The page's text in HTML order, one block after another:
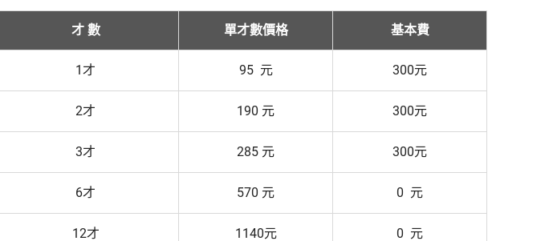
才 數 單才數價格 基本費
1才 95 元 300元
2才 190 元 300元
3才 285 元 300元
6才 570 元 0 元
12才 1140元 0 元